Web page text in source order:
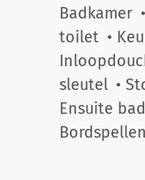
Badkamer
toilet •
sleutel •
Ensuite